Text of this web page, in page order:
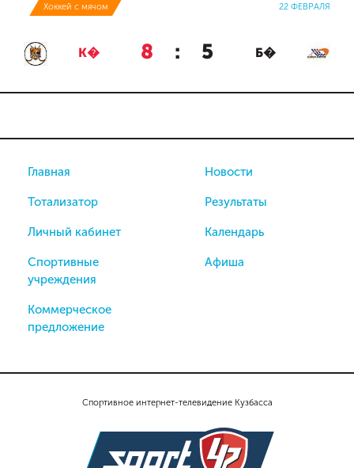
Хоккей с мячом 22 ФЕВРАЛЯ
К� 8 : 5 Б�
Спортивное интернет-телевидение Кузбасса
Главная
Тотализатор
Личный кабинет
Спортивные
учреждения
Коммерческое
предложение
Новости
Результаты
Календарь
Афиша